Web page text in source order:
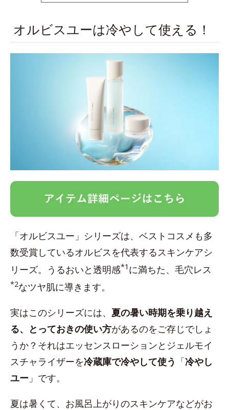
オルビスユーは冷やして使える！
「オルビスユー」シリーズは、ベストコスメも多
数受賞しているオルビスを代表するスキンケアシ
リーズ。うるおいと透明感*1 に満ちた、毛穴レス
*2なツヤ肌に導きます。
実はこのシリーズには、 夏の暑い時期を乗り越え
る、とっておきの使い方があるのをご存じでしょ
うか？それはエッセンスローションとジェルモイ
スチャライザーを冷蔵庫で冷やして使う 「冷やし
ユー 」です。
夏は暑くて、お風呂上がりのスキンケアなどがお